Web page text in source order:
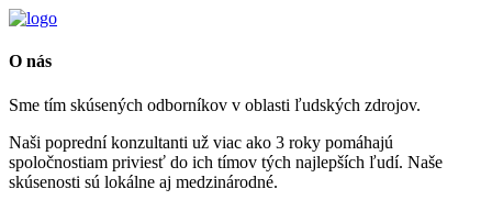
O nás
Sme tím skúsených odborníkov v oblasti ľudských zdrojov.
Naši poprední konzultanti už viac ako 3 roky pomáhajú
spoločnostiam priviesť do ich tímov tých najlepších ľudí. Naše
skúsenosti sú lokálne aj medzinárodné.